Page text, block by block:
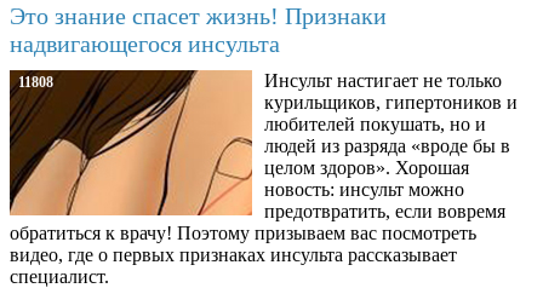
Это знание спасет жизнь! Признаки
надвигающегося инсульта
11808
Инсульт настигает не только
курильщиков, гипертоников и
любителей покушать, но и
людей из разряда «вроде бы в
целом здоров». Хорошая
новость: инсульт можно
предотвратить, если вовремя
обратиться к врачу! Поэтому призываем вас посмотреть
видео, где о первых признаках инсульта рассказывает
специалист.